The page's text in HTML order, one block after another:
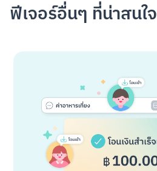
ฟีเจอร์อื่นๆ ที่น่าสนใจ